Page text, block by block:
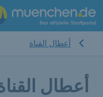
أعطال القناة
أعطال